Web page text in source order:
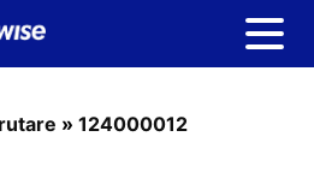
» 124000012